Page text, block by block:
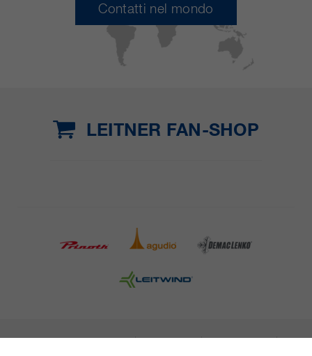
Contatti nel mondo
LEITNER FAN-SHOP